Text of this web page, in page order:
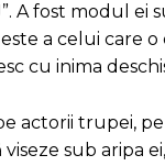
A fost modul ei
a celui care o
cu inima
actorii trupei,
sub aripa